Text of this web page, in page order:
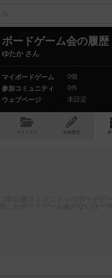
ボードゲーム会の履歴
ゆたか さん
マイボードゲーム
0個
参加コミュニティ
0件
ウェブページ
未設定
マイリスト 投稿履歴 ボ